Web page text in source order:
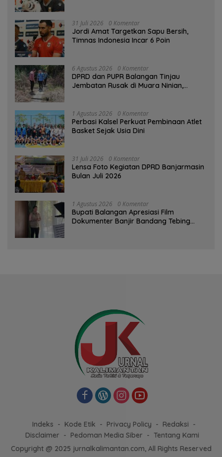
31 Juli 2026 0 Komentar
Jordi Amat Targetkan Sapu Bersih,
Timnas Indonesia Incar 6 Poin
6 Agustus 2026 0 Komentar
DPRD dan PUPR Balangan Tinjau
Jembatan Rusak di Muara Ninian,
1 Agustus 2026 0 Komentar
Perbasi Kalsel Perkuat Pembinaan Atlet
Basket Sejak Usia Dini
31 Juli 2026 0 Komentar
Lensa Foto Kegiatan DPRD Banjarmasin
Bulan Juli 2026
1 Agustus 2026 0 Komentar
Bupati Balangan Apresiasi Film
Dokumenter Banjir Bandang Tebing
Indeks Kode Etik Privacy Policy
Redaksi
Disclaimer
Pedoman Media Siber
Tentang Kami
Copyright @ 2025 jurnalkalimantan.com, All Rights Reserved